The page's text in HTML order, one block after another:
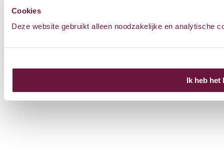
Cookies
Deze website gebruikt alleen noodzakelijke en analytische
Ik heb het
Cookies